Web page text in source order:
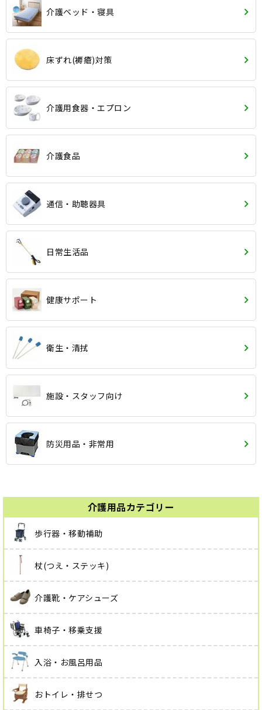
介護用品カテゴリー
歩行器・移動補助
杖(つえ・ステッキ)
介護靴・ケアシューズ
車椅子・移乗支援
入浴・お風呂用品
おトイレ・排せつ
介護ベッド・寝具
床ずれ(褥瘡)対策
介護用食器・エプロン
介護食品
通信・助聴器具
日常生活品
健康サポート
衛生・清拭
施設・スタッフ向け
防災用品・非常用